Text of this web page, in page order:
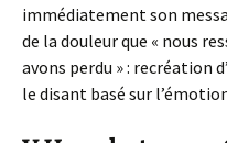
immédiatement son
de la douleur que « nous
avons perdu » : recréation
le disant basé sur